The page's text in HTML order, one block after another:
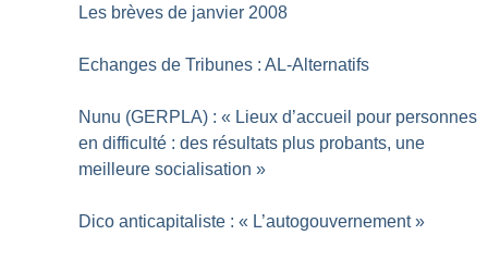
Les brèves de janvier 2008
Echanges de Tribunes : AL-Alternatifs
Nunu (GERPLA) : « Lieux d’accueil pour personnes
en difficulté : des résultats plus probants, une
meilleure socialisation »
Dico anticapitaliste : « L’autogouvernement »